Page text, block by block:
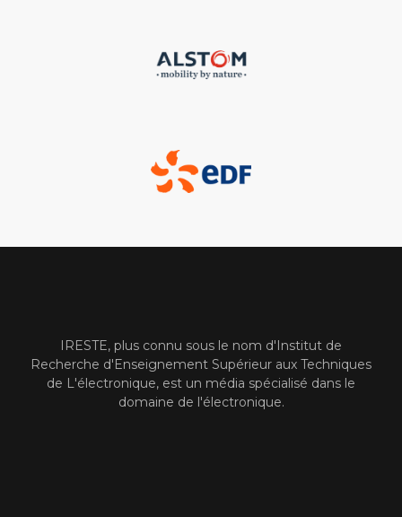
IRESTE, plus connu sous le nom d'Institut de
Recherche d'Enseignement Supérieur aux Techniques
de L'électronique, est un média spécialisé dans le
domaine de l'électronique.